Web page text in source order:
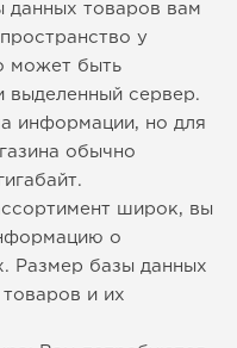
данных товаров вам
у
может быть
выделенный сервер.
информации, но для
обычно
широк, вы
о
Размер базы данных
товаров и их